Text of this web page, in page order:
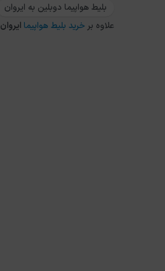
بلیط هواپیما دوبلین به ایروان
علاوه بر خرید بلیط هواپیما ایروان